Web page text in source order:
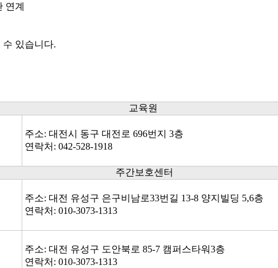
연계
있습니다.
교육원
주소: 대전시 동구 대전로 696번지 3층
연락처: 042-528-1918
주간보호센터
주소: 대전 유성구 은구비남로33번길 13-8 양지빌딩 5,6층
연락처: 010-3073-1313
주소: 대전 유성구 도안북로 85-7 캠퍼스타워3층
연락처: 010-3073-1313